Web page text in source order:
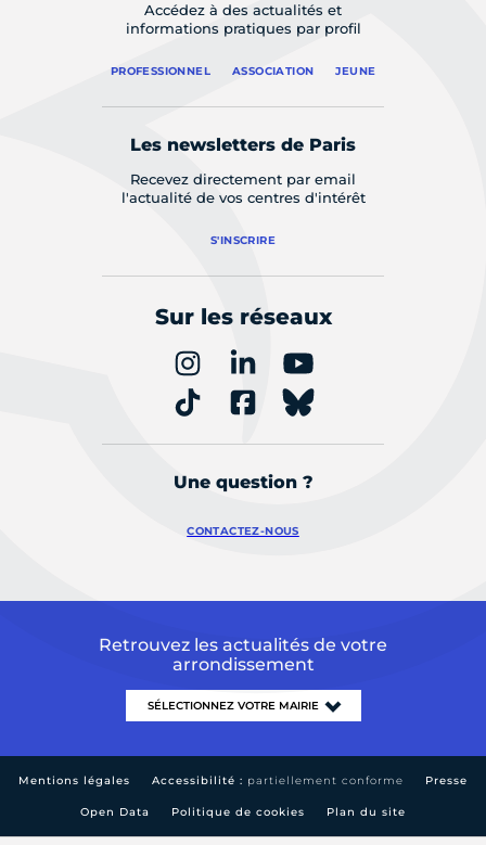
Accédez à des actualités et
informations pratiques par profil
PROFESSIONNEL ASSOCIATION JEUNE
Les newsletters de Paris
Recevez directement par email
l'actualité de vos centres d'intérêt
S'INSCRIRE
Sur les réseaux
Une question ?
CONTACTEZ-NOUS
Retrouvez les actualités de votre
arrondissement
Mentions légales Accessibilité : partiellement conforme Presse
Open Data Politique de cookies Plan du site